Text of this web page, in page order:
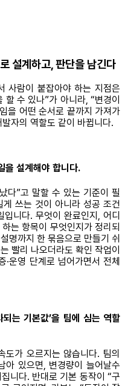
설계하고, 판단을 남긴다
사람이 붙잡아야 하는 지점은
수 있나”가 아니라, “변경이
을 어떤 순서로 끝까지 가져가
자의 역할도 같이 바뀝니다.
을 설계해야 합니다.
다”고 말할 수 있는 기준이 필
쓰는 것이 아니라 성공 조건
니다. 무엇이 완료인지, 어디
는 항목이 무엇인지가 정리되
명까지 한 묶음으로 만들기 쉬
빨리 나오더라도 확인 작업이
·운영 단계로 넘어가면서 전체
는 기본값’을 팀에 심는 역할
가 오르지는 않습니다. 팀의
아 있으면, 변경량이 늘어날수
니다. 반대로 기본 동작이 “구